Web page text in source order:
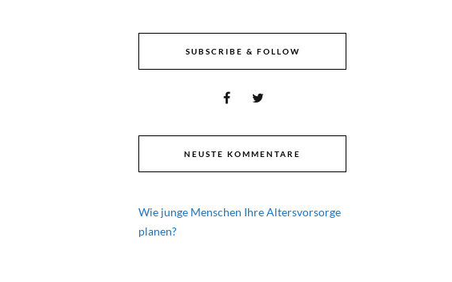
SUBSCRIBE & FOLLOW
NEUSTE KOMMENTARE
Wie junge Menschen Ihre Altersvorsorge
planen?